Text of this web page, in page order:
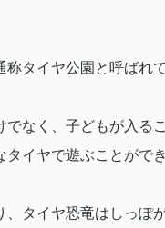
タイヤ公園と呼ばれて
なく、子どもが入る
イヤで遊ぶことができ
タイヤ恐竜はしっぽ